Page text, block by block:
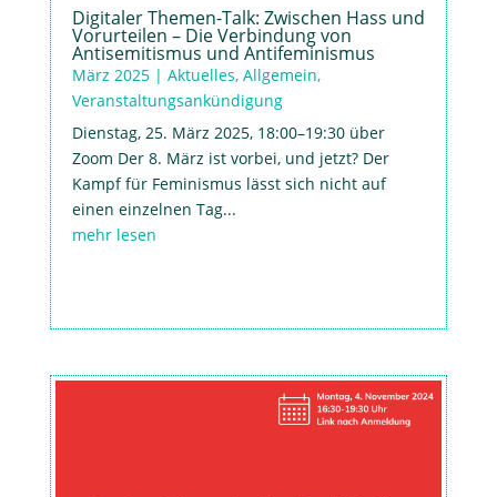
Digitaler Themen-Talk: Zwischen Hass und
Vorurteilen – Die Verbindung von
Antisemitismus und Antifeminismus
März 2025| Aktuelles, Allgemein,
Veranstaltungsankündigung
Dienstag, 25. März 2025, 18:00–19:30 über
Zoom Der 8. März ist vorbei, und jetzt? Der
Kampf für Feminismus lässt sich nicht auf
einen einzelnen Tag...
mehr lesen